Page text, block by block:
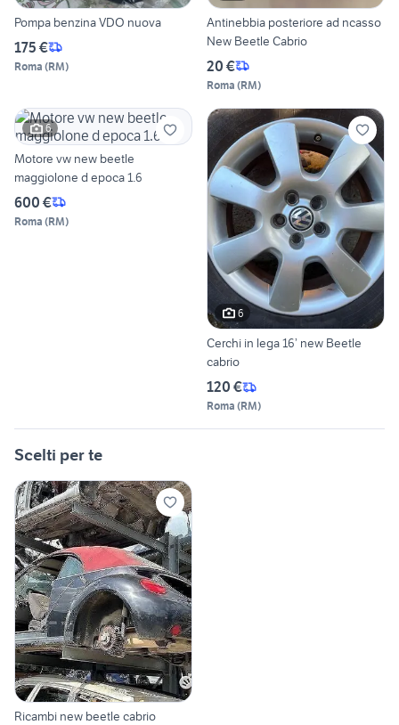
Pompa benzina VDO nuova
175 €
Roma (RM)
Antinebbia posteriore ad ncasso
New Beetle Cabrio
20 €
Roma (RM)
6
Motore vw new beetle
maggiolone d epoca 1.6
600 €
Roma (RM)
6
Cerchi in lega 16’ new Beetle
cabrio
120 €
Roma (RM)
Scelti per te
Ricambi new beetle cabrio